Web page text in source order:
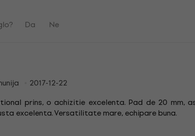
Da Ne
2017-12-22
prins, o achizitie excelenta. Pad de 20
excelenta. Versatilitate mare, echipare buna.